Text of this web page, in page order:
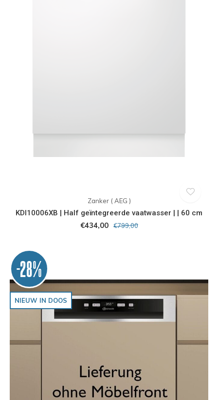
Zanker ( AEG )
KDI10006XB | Half geïntegreerde vaatwasser | | 60 cm
€434,00 €799,00
-28%
NIEUW IN DOOS